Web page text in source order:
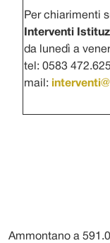
Per chiarimenti
Interventi
da lunedì a
tel: 0583
mail:
Ammontano a